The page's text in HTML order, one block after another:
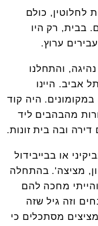
לחלוטין, כולם
בבית, רק היו
ערוץ.
והתחלנו
אביב. היינו
היה קוד
מהבהבים ליד
ובה בית זונות.
או בבייבידול
200 שקל, זיון, מציצה'. בהתחלה
מחכה להם
וזה גיל שזה
מסתכלים כי